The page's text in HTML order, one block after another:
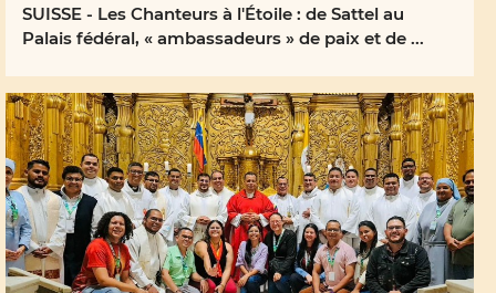
SUISSE - Les Chanteurs à l'Étoile : de Sattel au
Palais fédéral, « ambassadeurs » de paix et de ...